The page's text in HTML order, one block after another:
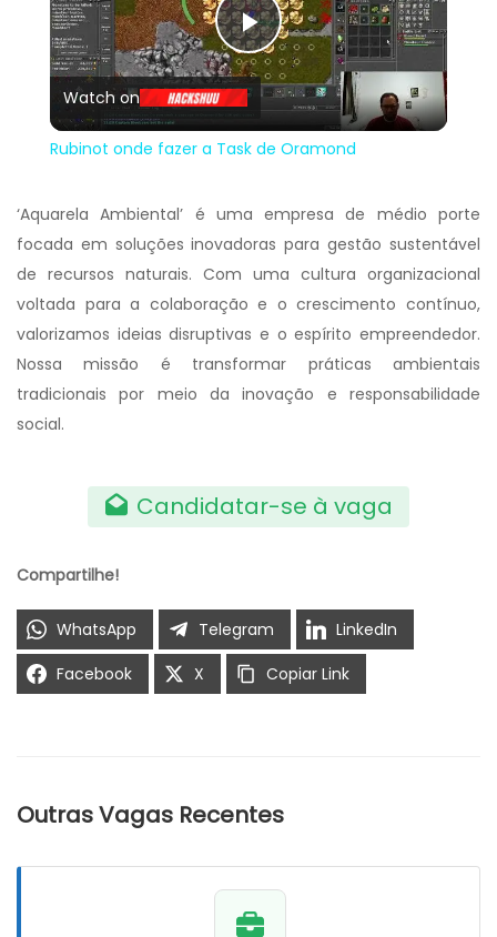
Play
Video
Watch on
Rubinot onde fazer a Task de Oramond
‘Aquarela Ambiental’ é uma empresa de médio porte
focada em soluções inovadoras para gestão sustentável
de recursos naturais. Com uma cultura organizacional
voltada para a colaboração e o crescimento contínuo,
valorizamos ideias disruptivas e o espírito empreendedor.
Nossa missão é transformar práticas ambientais
tradicionais por meio da inovação e responsabilidade
social.
Candidatar-se à vaga
Compartilhe!
WhatsApp Telegram
LinkedIn
Facebook
X Copiar Link
Outras Vagas Recentes